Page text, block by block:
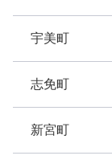
宇美町
志免町
新宮町